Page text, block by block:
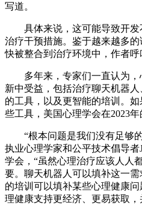
写道。
具体来说，这可能导致开发
治疗干预措施。鉴于越来越多
快被整合到治疗环境中，作者呼
多年来，专家们一直认为，
新中受益，包括治疗聊天机器
的工具，以及更智能的培训。
些工具，美国心理学会在2023年
“根本问题是我们没有足够的
执业心理学家和公平技术倡导者
学会，“虽然心理治疗应该人人
要。聊天机器人可以填补这一
的培训可以填补某些心理健康
理健康支持更经济、更易获取